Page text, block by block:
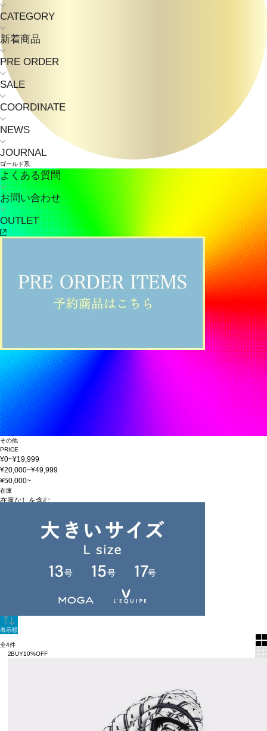
CATEGORY
新着商品
PRE ORDER
SALE
COORDINATE
NEWS
JOURNAL
よくある質問
お問い合わせ
OUTLET
ゴールド系
その他
PRICE
¥0~¥19,999
¥20,000~¥49,999
¥50,000~
在庫
在庫なしを含む
表示順
全4件
2BUY10%OFF